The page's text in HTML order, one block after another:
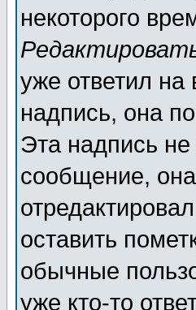
некоторого
уже ответил
надпись, она
Эта надпись
сообщение,
оставить
обычные
уже кто-то